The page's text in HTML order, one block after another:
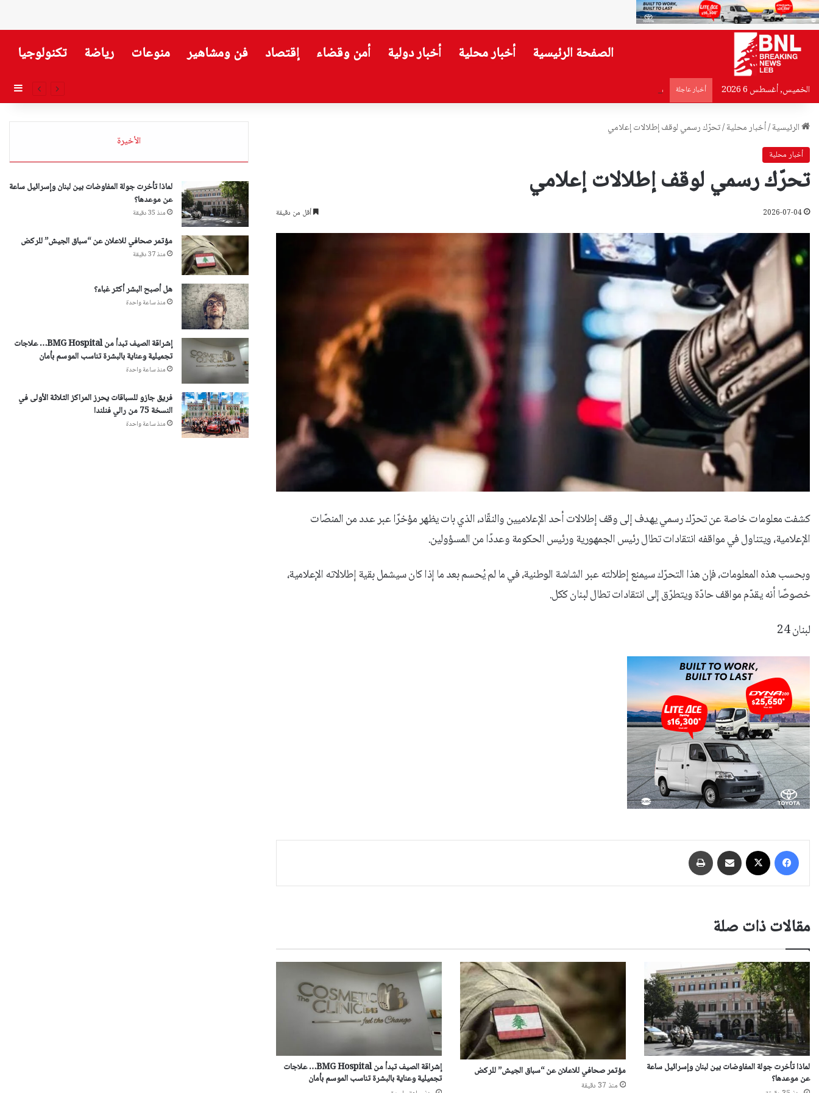
الصفحة الرئيسية أخبار محلية أخبار دولية أمن وقضاء إقتصاد فن ومشاهير منوعات رياضة تكنولوجيا
الخميس, أغسطس 6 2026 أخبار عاجلة مؤتمر صحافي للاعلان عن “سباق الجيش” للركض
الرئيسية/أخبار محلية/تحرّك رسمي لوقف إطلالات إعلامي
أخبار محلية
تحرّك رسمي لوقف إطلالات إعلامي
2026-07-04 أقل من دقيقة
كشفت معلومات خاصة عن تحرّك رسمي يهدف إلى وقف إطلالات أحد الإعلاميين والنقّاد، الذي بات يظهر مؤخرًا عبر عدد من المنصّات
الإعلامية، ويتناول في مواقفه انتقادات تطال رئيس الجمهورية ورئيس الحكومة وعددًا من المسؤولين.
وبحسب هذه المعلومات، فإن هذا التحرّك سيمنع إطلالته عبر الشاشة الوطنية، في ما لم يُحسم بعد ما إذا كان سيشمل بقية إطلالاته الإعلامية،
خصوصًا أنه يقدّم مواقف حادّة ويتطرّق إلى انتقادات تطال لبنان ككل.
لبنان 24
فيسبوك مشاركة عبر البريد
مقالات ذات صلة
لماذا تأخرت جولة المفاوضات بين لبنان وإسرائيل ساعة
عن موعدها؟
مؤتمر صحافي للاعلان عن “سباق الجيش” للركض
منذ 37 دقيقة
إشراقة الصيف تبدأ من BMG Hospital… علاجات
تجميلية وعناية بالبشرة تناسب الموسم بأمان
الأخيرة
لماذا تأخرت جولة المفاوضات بين لبنان وإسرائيل ساعة
عن موعدها؟
منذ 35 دقيقة
مؤتمر صحافي للاعلان عن “سباق الجيش” للركض
منذ 37 دقيقة
هل أصبح البشر أكثر غباء؟
منذ ساعة واحدة
إشراقة الصيف تبدأ من BMG Hospital… علاجات
تجميلية وعناية بالبشرة تناسب الموسم بأمان
منذ ساعة واحدة
فريق جازو للسباقات يحرز المراكز الثلاثة الأولى في
النسخة 75 من رالي فنلندا
منذ ساعة واحدة